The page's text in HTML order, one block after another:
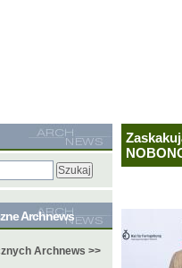
Archnews
Archnews >>